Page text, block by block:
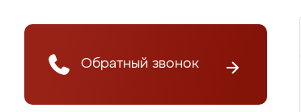
Обратный звонок